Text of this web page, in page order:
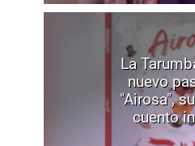
La
nuevo
"Airosa",
cuento